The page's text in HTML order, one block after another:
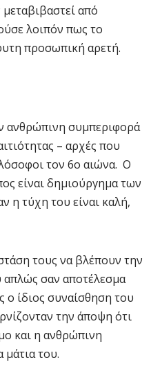
μεταβιβαστεί από
λοιπόν πως το
προσωπική αρετή.
ανθρώπινη συμπεριφορά
– αρχές που
τον 6ο αιώνα. Ο
είναι δημιούργημα των
η τύχη του είναι καλή,
τους να βλέπουν την
σαν αποτέλεσμα
ίδιος συναίσθηση του
την άποψη ότι
και η ανθρώπινη
του.